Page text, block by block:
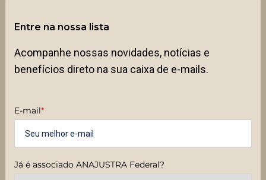
Entre na nossa lista
Acompanhe nossas novidades, notícias e
benefícios direto na sua caixa de e-mails.
E-mail*
Já é associado ANAJUSTRA Federal?